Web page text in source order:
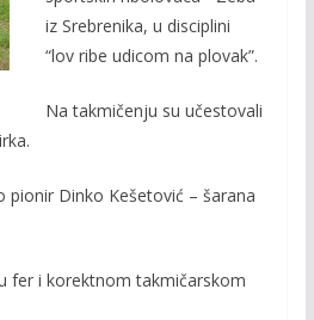
iz Srebrenika, u disciplini
“lov ribe udicom na plovak”.
Na takmičenju su učestovali
pionir Dinko Kešetović – šarana
fer i korektnom takmičarskom